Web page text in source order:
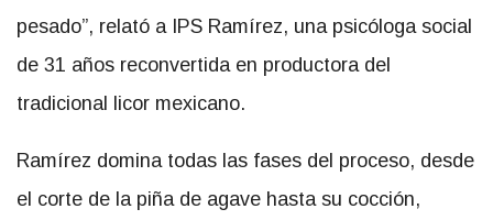
pesado”, relató a IPS Ramírez, una psicóloga social
de 31 años reconvertida en productora del
tradicional licor mexicano.
Ramírez domina todas las fases del proceso, desde
el corte de la piña de agave hasta su cocción,